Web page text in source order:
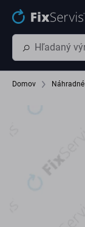
Preskočiť na hlavný
Domov